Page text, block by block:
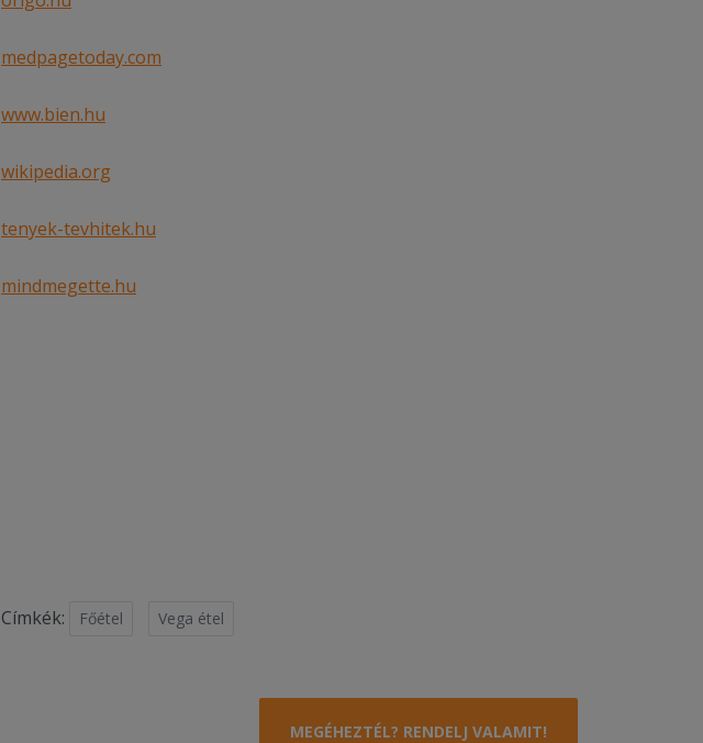
medpagetoday.com
www.bien.hu
wikipedia.org
tenyek-tevhitek.hu
mindmegette.hu
Címkék: Főétel Vega étel
MEGÉHEZTÉL? RENDELJ VALAMIT!